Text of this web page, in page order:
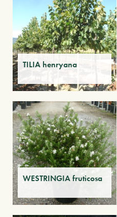
TILIA henryana
WESTRINGIA fruticosa